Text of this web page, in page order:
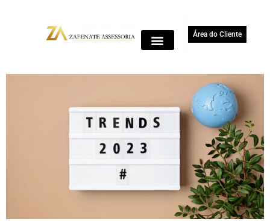
Área do Cliente